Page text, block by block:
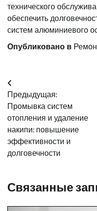
технического
обеспечить
систем алюминиевого
Опубликовано в
Навигация
по
записям
Предыдущая:
Промывка систем
отопления и удаление
накипи: повышение
эффективности и
долговечности
Связанные